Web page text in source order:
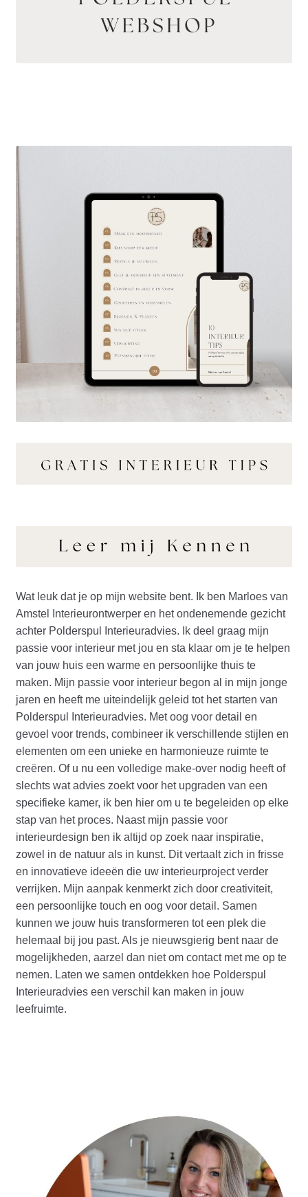
Wat leuk dat je op mijn website bent. Ik ben Marloes van
Amstel Interieurontwerper en het ondenemende gezicht
achter Polderspul Interieuradvies. Ik deel graag mijn
passie voor interieur met jou en sta klaar om je te helpen
van jouw huis een warme en persoonlijke thuis te
maken. Mijn passie voor interieur begon al in mijn jonge
jaren en heeft me uiteindelijk geleid tot het starten van
Polderspul Interieuradvies. Met oog voor detail en
gevoel voor trends, combineer ik verschillende stijlen en
elementen om een unieke en harmonieuze ruimte te
creëren. Of u nu een volledige make-over nodig heeft of
slechts wat advies zoekt voor het upgraden van een
specifieke kamer, ik ben hier om u te begeleiden op elke
stap van het proces. Naast mijn passie voor
interieurdesign ben ik altijd op zoek naar inspiratie,
zowel in de natuur als in kunst. Dit vertaalt zich in frisse
en innovatieve ideeën die uw interieurproject verder
verrijken. Mijn aanpak kenmerkt zich door creativiteit,
een persoonlijke touch en oog voor detail. Samen
kunnen we jouw huis transformeren tot een plek die
helemaal bij jou past. Als je nieuwsgierig bent naar de
mogelijkheden, aarzel dan niet om contact met me op te
nemen. Laten we samen ontdekken hoe Polderspul
Interieuradvies een verschil kan maken in jouw
leefruimte.